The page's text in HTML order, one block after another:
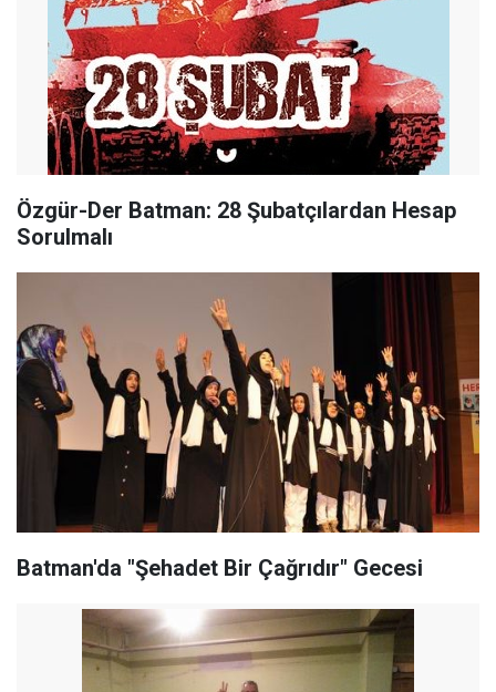
Özgür-Der Batman: 28 Şubatçılardan Hesap
Sorulmalı
Batman'da "Şehadet Bir Çağrıdır" Gecesi